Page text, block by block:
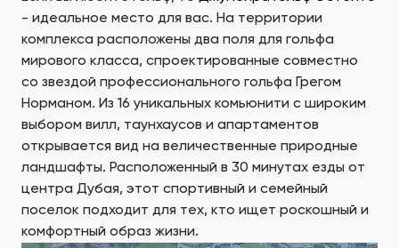
Ras Al Khor Road, Дубай Maryam Island,
Damac Lagoons
DAMAC Lagoons, Дубай
Danah Bay
Danah Bay, Рас-
Хайма
Jouri Hills
Jouri Hills, Дубай
Al Jurf Gardens
Al Jurf Gardens,
Burj Binghatti Jacob & Co
Residences
Burj Binghatti , Дубай
SO/ Uptown Dubai
Residences
SO/ Uptown Dubai
Residences, Дубай
от 172,199 AED
Reeman Living
Все Новостройки
от 723 AED
Даунтаун Дубай
Триангл
Imkan Properties
от 259,469 AED
Вся Недвижимость
от 259,469 AED
- идеальное место для вас. На территории
комплекса расположены два поля для гольфа
мирового класса, спроектированные совместно
со звездой профессионального гольфа Грегом
Норманом. Из 16 уникальных комьюнити с широким
выбором вилл, таунхаусов и апартаментов
открывается вид на величественные природные
ландшафты. Расположенный в 30 минутах езды от
центра Дубая, этот спортивный и семейный
поселок подходит для тех, кто ищет роскошный и
комфортный образ жизни.